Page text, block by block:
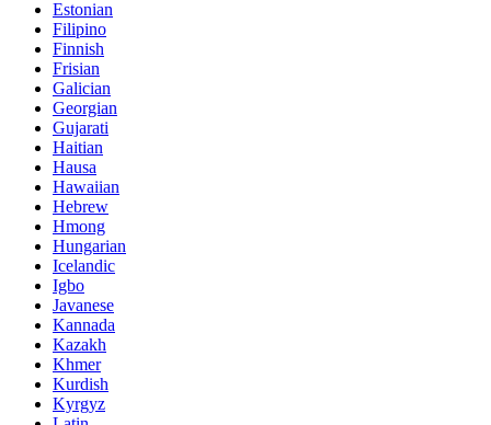
Estonian
Filipino
Finnish
Frisian
Galician
Georgian
Gujarati
Haitian
Hausa
Hawaiian
Hebrew
Hmong
Hungarian
Icelandic
Igbo
Javanese
Kannada
Kazakh
Khmer
Kurdish
Kyrgyz